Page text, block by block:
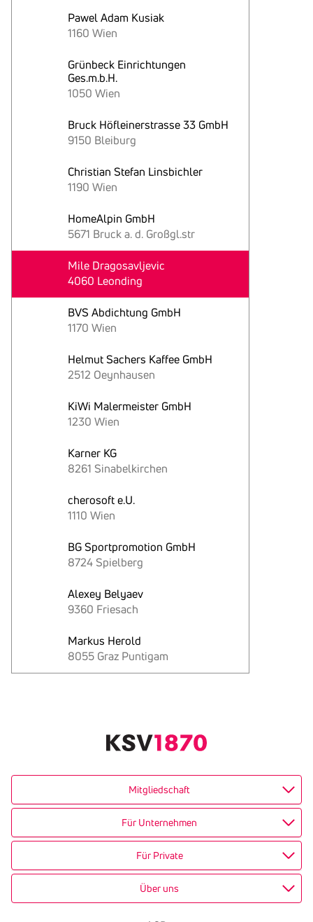
Pawel Adam Kusiak
1160 Wien
Grünbeck Einrichtungen
Ges.m.b.H.
1050 Wien
Bruck Höfleinerstrasse 33 GmbH
9150 Bleiburg
Christian Stefan Linsbichler
1190 Wien
HomeAlpin GmbH
5671 Bruck a. d. Großgl.str
Mile Dragosavljevic
4060 Leonding
BVS Abdichtung GmbH
1170 Wien
Helmut Sachers Kaffee GmbH
2512 Oeynhausen
KiWi Malermeister GmbH
1230 Wien
Karner KG
8261 Sinabelkirchen
cherosoft e.U.
1110 Wien
BG Sportpromotion GmbH
8724 Spielberg
Alexey Belyaev
9360 Friesach
Markus Herold
8055 Graz Puntigam
Mitgliedschaft
Für Unternehmen
Für Private
Über uns